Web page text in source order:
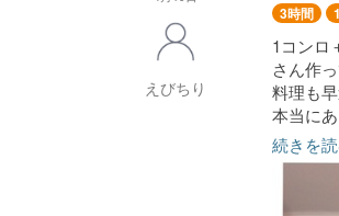
えびちり
3時間
1コンロ
さん作
料理も
本当に
〜その
じゃば
ささみ
続きを